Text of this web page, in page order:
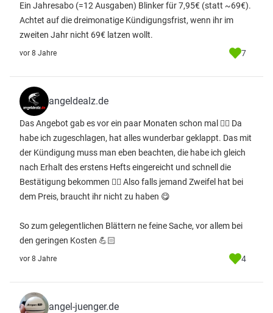
Ein Jahresabo (=12 Ausgaben) Blinker für 7,95€ (statt ~69€).
Achtet auf die dreimonatige Kündigungsfrist, wenn ihr im
zweiten Jahr nicht 69€ latzen wollt.
vor 8 Jahre 7
angeldealz.de
Das Angebot gab es vor ein paar Monaten schon mal 👍🏻 Da
habe ich zugeschlagen, hat alles wunderbar geklappt. Das mit
der Kündigung muss man eben beachten, die habe ich gleich
nach Erhalt des erstens Hefts eingereicht und schnell die
Bestätigung bekommen 👍🏻 Also falls jemand Zweifel hat bei
dem Preis, braucht ihr nicht zu haben 😋
So zum gelegentlichen Blättern ne feine Sache, vor allem bei
den geringen Kosten 💪🏻
vor 8 Jahre 4
angel-juenger.de